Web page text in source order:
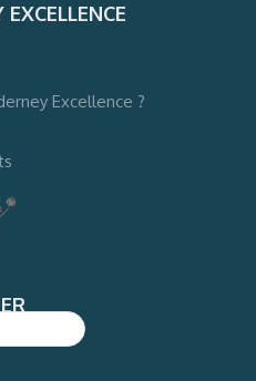
Excellence ?